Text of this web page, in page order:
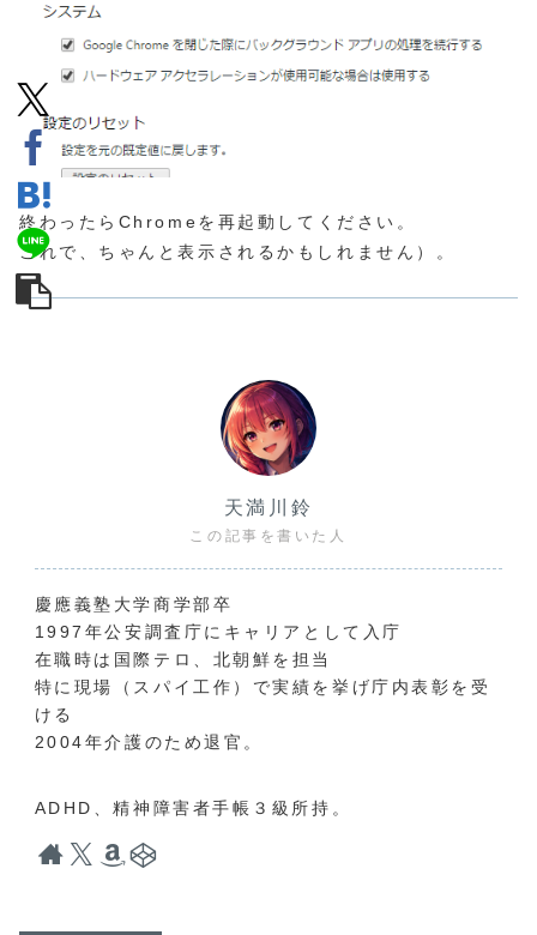
終わったらChromeを再起動してください。
これで、ちゃんと表示されるかもしれません）。
天満川鈴
この記事を書いた人
慶應義塾大学商学部卒
1997年公安調査庁にキャリアとして入庁
在職時は国際テロ、北朝鮮を担当
特に現場（スパイ工作）で実績を挙げ庁内表彰を受
ける
2004年介護のため退官。
ADHD、精神障害者手帳３級所持。